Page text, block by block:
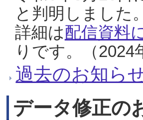
と判明しました
詳細は配信資料
りです。（2024
過去のお知ら
データ修正の